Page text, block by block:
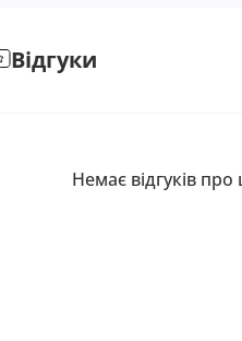
Відгуки
Немає відгуків